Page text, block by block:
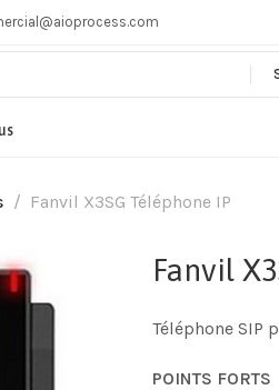
Fanvil X3SG Téléphone IP
Fanvil
Téléphone SIP
POINTS FORTS